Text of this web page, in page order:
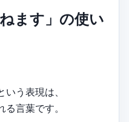
ます」の使い
いう表現は、
言葉です。